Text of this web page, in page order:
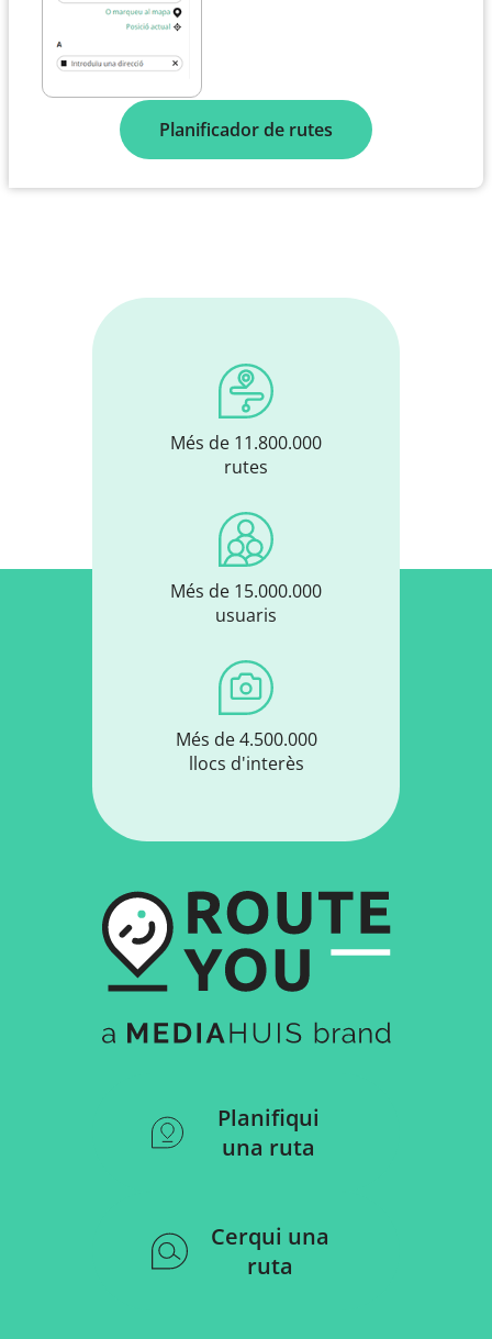
Planificador de rutes
Més de 11.800.000
rutes
Més de 15.000.000
usuaris
Més de 4.500.000
llocs d'interès
Planifiqui
una ruta
Cerqui una
ruta